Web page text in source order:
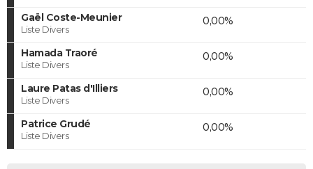
Gaël Coste-Meunier
Liste Divers
0,00%
Hamada Traoré
Liste Divers
0,00%
Laure Patas d'Illiers
Liste Divers
0,00%
Patrice Grudé
Liste Divers
0,00%